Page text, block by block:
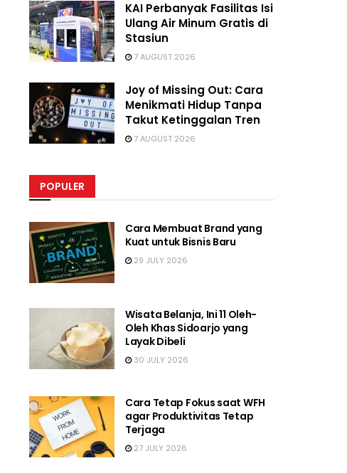
KAI Perbanyak Fasilitas Isi
Ulang Air Minum Gratis di
Stasiun
7 AUGUST 2026
Joy of Missing Out: Cara
Menikmati Hidup Tanpa
Takut Ketinggalan Tren
7 AUGUST 2026
POPULER
Cara Membuat Brand yang
Kuat untuk Bisnis Baru
29 JULY 2026
Wisata Belanja, Ini 11 Oleh-
Oleh Khas Sidoarjo yang
Layak Dibeli
30 JULY 2026
Cara Tetap Fokus saat WFH
agar Produktivitas Tetap
Terjaga
27 JULY 2026